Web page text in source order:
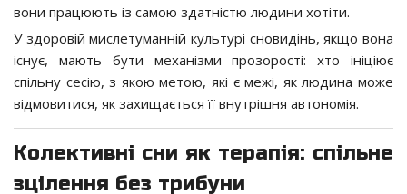
вони працюють із самою здатністю людини хотіти.
У здоровій мислетуманній культурі сновидінь, якщо вона
існує, мають бути механізми прозорості: хто ініціює
спільну сесію, з якою метою, які є межі, як людина може
відмовитися, як захищається її внутрішня автономія.
Колективні сни як терапія: спільне
зцілення без трибуни